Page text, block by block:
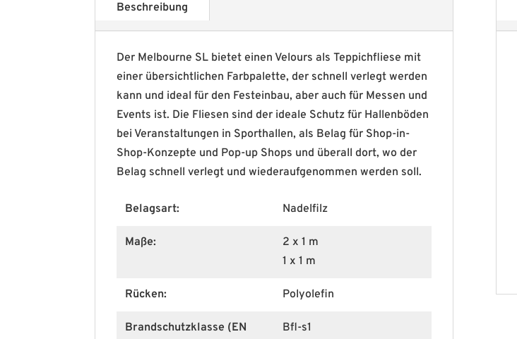
Beschreibung
Der Melbourne SL bietet einen Velours als Teppichfliese mit
einer übersichtlichen Farbpalette, der schnell verlegt werden
kann und ideal für den Festeinbau, aber auch für Messen und
Events ist. Die Fliesen sind der ideale Schutz für Hallenböden
bei Veranstaltungen in Sporthallen, als Belag für Shop-in-
Shop-Konzepte und Pop-up Shops und überall dort, wo der
Belag schnell verlegt und wiederaufgenommen werden soll.
Belagsart: Nadelfilz
Maße:
2 x 1 m
1 x 1 m
Rücken: Polyolefin
Brandschutzklasse (EN
Bfl-s1